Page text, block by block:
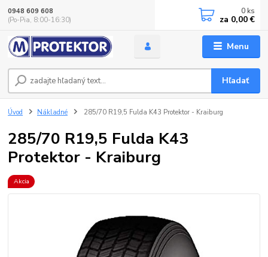
Menu
Hľadať
0948 609 608
(Po-Pia, 8:00-16:30)
0 ks
za 0,00 €
Úvod Nákladné 285/70 R19,5 Fulda K43 Protektor - Kraiburg
285/70 R19,5 Fulda K43
Protektor - Kraiburg
Akcia